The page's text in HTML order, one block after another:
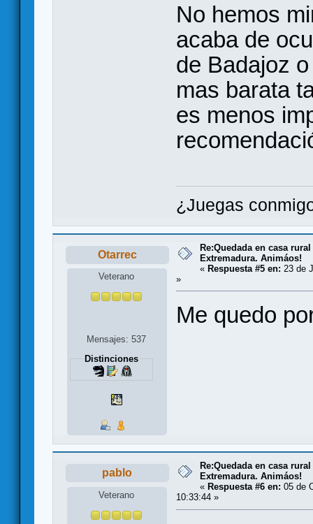
No hemos
acaba de
de Badajoz
mas barata
es menos
¿Juegas
Otarrec
Veterano
Mensajes: 537
Distinciones
Re:Quedada en casa
Extremadura. Animáos!
« Respuesta #5 en: 23 de
»
Me quedo
pablo
Veterano
Re:Quedada en casa
Extremadura. Animáos!
« Respuesta #6 en: 05 de
10:33:44 »